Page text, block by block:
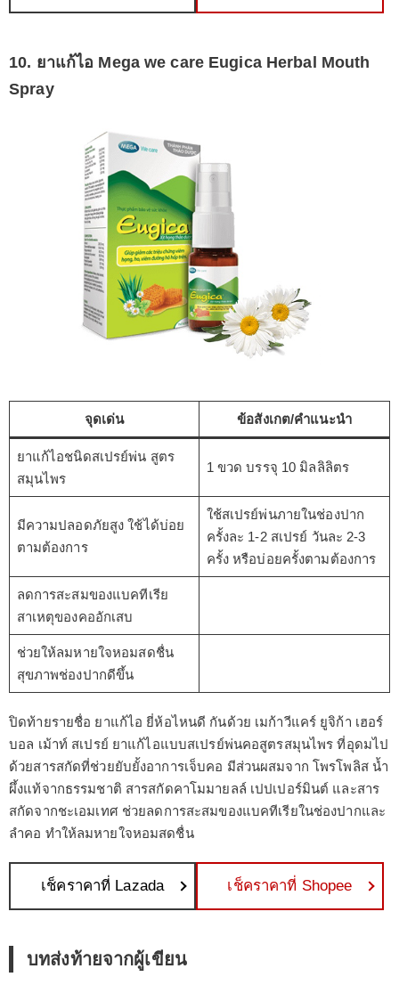
10. ยาแก้ไอ Mega we care Eugica Herbal Mouth
Spray
จุดเด่น ข้อสังเกต/คำแนะนำ
ยาแก้ไอชนิดสเปรย์พ่น สูตร
สมุนไพร
1 ขวด บรรจุ 10 มิลลิลิตร
มีความปลอดภัยสูง ใช้ได้บ่อย
ตามต้องการ
ใช้สเปรย์พ่นภายในช่องปาก
ครั้งละ 1-2 สเปรย์ วันละ 2-3
ครั้ง หรือบ่อยครั้งตามต้องการ
ลดการสะสมของแบคทีเรีย
สาเหตุของคออักเสบ
ช่วยให้ลมหายใจหอมสดชื่น
สุขภาพช่องปากดีขึ้น
ปิดท้ายรายชื่อ ยาแก้ไอ ยี่ห้อไหนดี กันด้วย เมก้าวีแคร์ ยูจิก้า เฮอร์
บอล เม้าท์ สเปรย์ ยาแก้ไอแบบสเปรย์พ่นคอสูตรสมุนไพร ที่อุดมไป
ด้วยสารสกัดที่ช่วยยับยั้งอาการเจ็บคอ มีส่วนผสมจาก โพรโพลิส น้ำ
ผึ้งแท้จากธรรมชาติ สารสกัดคาโมมายลล์ เปปเปอร์มินต์ และสาร
สกัดจากชะเอมเทศ ช่วยลดการสะสมของแบคทีเรียในช่องปากและ
ลำคอ ทำให้ลมหายใจหอมสดชื่น
เช็คราคาที่ Lazada เช็คราคาที่ Shopee
บทส่งท้ายจากผู้เขียน